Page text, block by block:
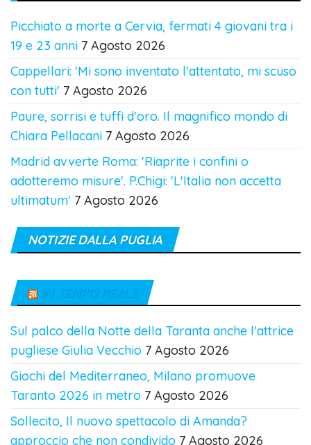
Picchiato a morte a Cervia, fermati 4 giovani tra i
19 e 23 anni 7 Agosto 2026
Cappellari: 'Mi sono inventato l'attentato, mi scuso
con tutti' 7 Agosto 2026
Paure, sorrisi e tuffi d'oro. Il magnifico mondo di
Chiara Pellacani 7 Agosto 2026
Madrid avverte Roma: 'Riaprite i confini o
adotteremo misure'. P.Chigi: 'L'Italia non accetta
ultimatum' 7 Agosto 2026
NOTIZIE DALLA PUGLIA
IN TEMPO REALE
Sul palco della Notte della Taranta anche l'attrice
pugliese Giulia Vecchio 7 Agosto 2026
Giochi del Mediterraneo, Milano promuove
Taranto 2026 in metro 7 Agosto 2026
Sollecito, Il nuovo spettacolo di Amanda?
approccio che non condivido 7 Agosto 2026